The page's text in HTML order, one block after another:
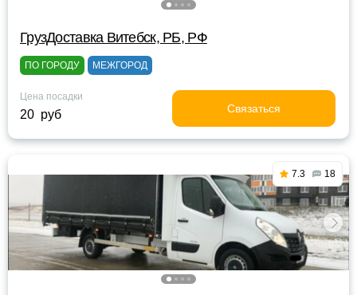
ГрузДоставка Витебск, РБ, РФ
ПО ГОРОДУ МЕЖГОРОД
Цена посадки
20 руб Связаться
7.3 18